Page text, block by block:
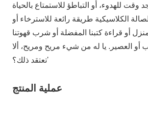
الكلاسيكية طريقة رائعة للاسترخاء أو
أو قراءة كتبنا المفضلة أو شرب قهوتنا
أو العصير. يا له من شيء مريح ومريح، ألا
تعتقد ذلك؟'
عملية المنتج